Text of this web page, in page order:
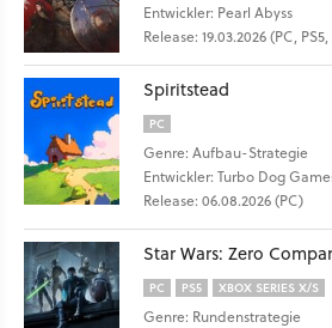
Entwickler: Pearl Abyss
Release: 19.03.2026 (PC,
Spiritstead
PC
Genre: Aufbau-Strategie
Entwickler: Turbo Dog
Release: 06.08.2026 (PC)
Star Wars: Zero
PC PS5 XBOX SERIES X/S
Genre: Rundenstrategie